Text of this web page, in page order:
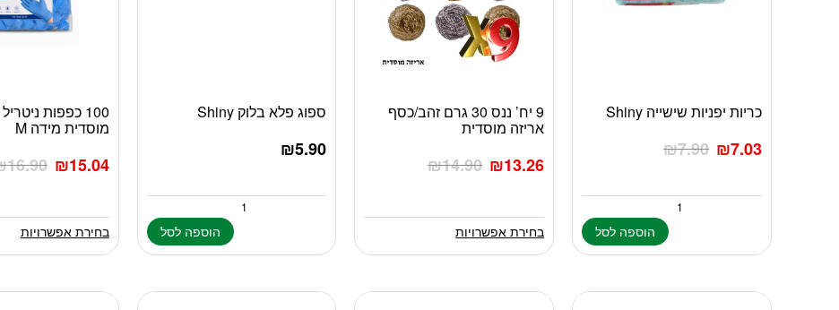
כריות יפניות שישייה Shiny
₪7.90 ₪7.03
הוספה לסל
9 יח’ ננס 30 גרם זהב/כסף
אריזה מוסדית
₪14.90 ₪13.26
למוצר
זה
מספר
את
המוצר
בחירת אפשרויות
ספוג פלא בלוק Shiny
₪5.90
הוספה לסל
100 כפפות
מוסדית מידה M
16.90 ₪15.04
למוצר
זה
מספר
את
המוצר
בחירת אפשרויות